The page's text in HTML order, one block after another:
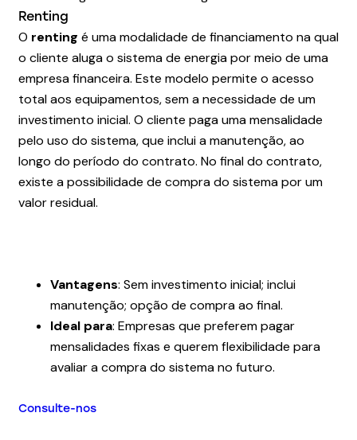
Renting
O renting é uma modalidade de financiamento na qual
o cliente aluga o sistema de energia por meio de uma
empresa financeira. Este modelo permite o acesso
total aos equipamentos, sem a necessidade de um
investimento inicial. O cliente paga uma mensalidade
pelo uso do sistema, que inclui a manutenção, ao
longo do período do contrato. No final do contrato,
existe a possibilidade de compra do sistema por um
valor residual.
Vantagens: Sem investimento inicial; inclui
manutenção; opção de compra ao final.
Ideal para: Empresas que preferem pagar
mensalidades fixas e querem flexibilidade para
avaliar a compra do sistema no futuro.
Consulte-nos